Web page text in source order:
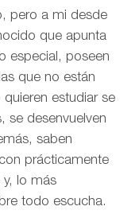
pero a mi desde
que apunta
especial, poseen
que no están
estudiar se
se desenvuelven
saben
prácticamente
lo más
todo escucha.